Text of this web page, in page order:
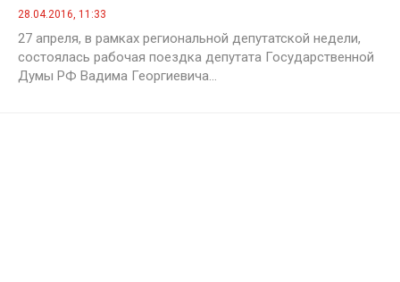
28.04.2016, 11:33
27 апреля, в рамках региональной депутатской недели,
состоялась рабочая поездка депутата Государственной
Думы РФ Вадима Георгиевича...